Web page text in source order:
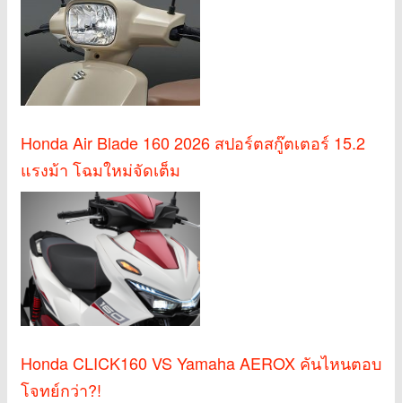
Honda Air Blade 160 2026 สปอร์ตสกู๊ตเตอร์ 15.2
แรงม้า โฉมใหม่จัดเต็ม
Honda CLICK160 VS Yamaha AEROX คันไหนตอบ
โจทย์กว่า?!